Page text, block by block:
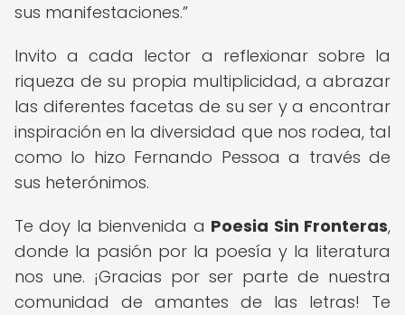
sus manifestaciones.
Invito a cada lector a reflexionar sobre la
riqueza de su propia multiplicidad, a abrazar
las diferentes facetas de su ser y a encontrar
inspiración en la diversidad que nos rodea, tal
como lo hizo Fernando Pessoa a través de
sus heterónimos.
Te doy la bienvenida a Poesia Sin Fronteras,
donde la pasión por la poesía y la literatura
nos une. ¡Gracias por ser parte de nuestra
comunidad de amantes de las letras! Te